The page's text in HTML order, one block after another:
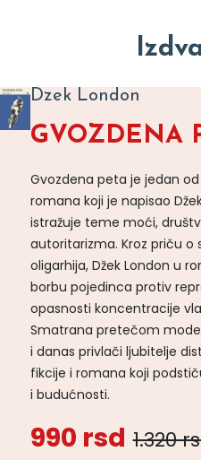
Dzek London
GVOZDENA
Gvozdena peta je jedan
romana koji je napisao
istražuje teme moći,
autoritarizma. Kroz priču
oligarhija, Džek London u
borbu pojedinca protiv
opasnosti koncentracije
Smatrana pretečom
i danas privlači ljubitelje
fikcije i romana koji
i budućnosti.
990 rsd 1.320